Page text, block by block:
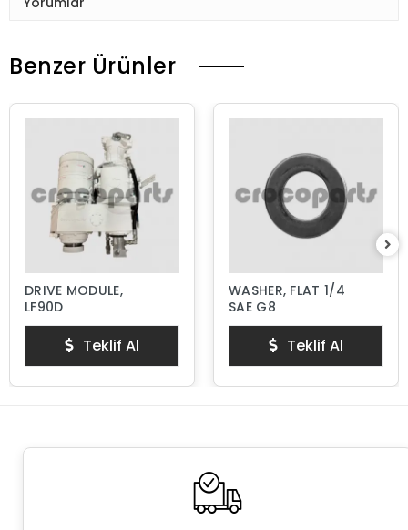
Benzer Ürünler
DRIVE MODULE,
LF90D
Teklif Al
WASHER, FLAT 1/4
SAE G8
Teklif Al